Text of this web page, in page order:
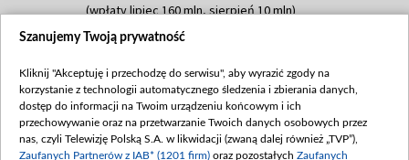
(wpłaty lipiec 160 mln, sierpień 10 mln)
Dofinansowanie 60 000 000,00 PLN
(wpłata wrzesień 60 mln)
Dofinansowanie 635 783 051,21 PLN
Data podpisania umowy: WRZESIEŃ 2025
(wpłata wrzesień 100 mln, październik 350
Szanujemy Twoją prywatność
Kliknij "Akceptuję i przechodzę do serwisu", aby wyrazić zgody na
korzystanie z technologii automatycznego śledzenia i zbierania danych,
dostęp do informacji na Twoim urządzeniu końcowym i ich
przechowywanie oraz na przetwarzanie Twoich danych osobowych przez
nas, czyli Telewizję Polską S.A. w likwidacji (zwaną dalej również „TVP”),
Zaufanych Partnerów z IAB* (1201 firm) oraz pozostałych Zaufanych